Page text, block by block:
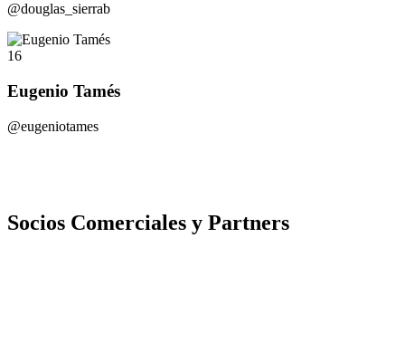
@douglas_sierrab
16
Eugenio Tamés
@eugeniotames
Socios Comerciales y Partners